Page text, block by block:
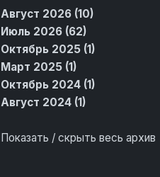
Август 2026 (10)
Июль 2026 (62)
Октябрь 2025 (1)
Март 2025 (1)
Октябрь 2024 (1)
Август 2024 (1)
Показать / скрыть весь архив